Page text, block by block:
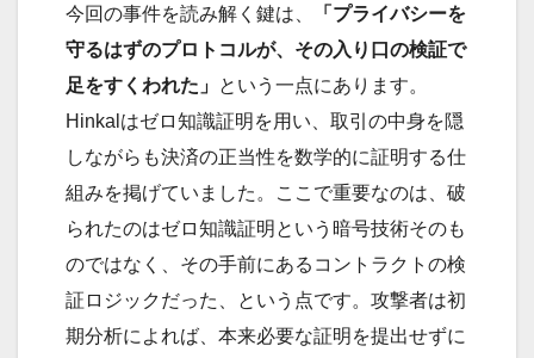
今回の事件を読み解く鍵は、
「プライバシーを
守るはずのプロトコルが、その入り口の検証で
足をすくわれた」 という一点にあります。
Hinkalはゼロ知識証明を用い、取引の中身を隠
しながらも決済の正当性を数学的に証明する仕
組みを掲げていました。ここで重要なのは、破
られたのはゼロ知識証明という暗号技術そのも
のではなく、その手前にあるコントラクトの検
証ロジックだった、という点です。攻撃者は初
期分析によれば、本来必要な証明を提出せずに